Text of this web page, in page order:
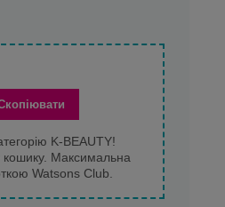
K-BEAUTY!
кошику. Максимальна
Watsons Club.